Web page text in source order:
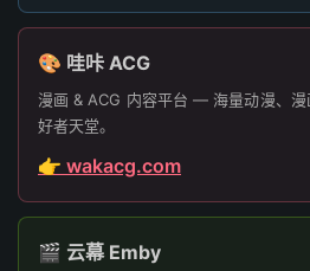
🎨 哇咔 ACG
漫画 & ACG 内容平台 — 海量动漫、漫
好者天堂。
👉 wakacg.com
🎬 云幕 Emby